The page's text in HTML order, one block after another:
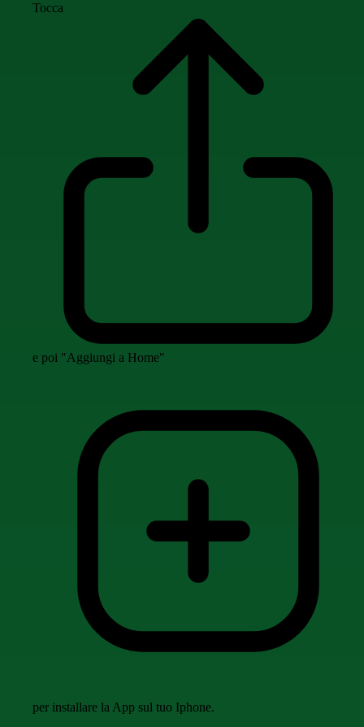
Tocca
e poi "Aggiungi a Home"
per installare la App sul tuo Iphone.